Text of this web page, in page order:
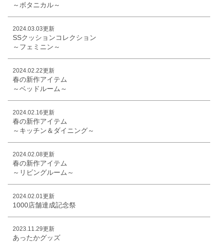
～ボタニカル～
2024.03.03更新
SSクッションコレクション
～フェミニン～
2024.02.22更新
春の新作アイテム
～ベッドルーム～
2024.02.16更新
春の新作アイテム
～キッチン＆ダイニング～
2024.02.08更新
春の新作アイテム
～リビングルーム～
2024.02.01更新
1000店舗達成記念祭
2023.11.29更新
あったかグッズ